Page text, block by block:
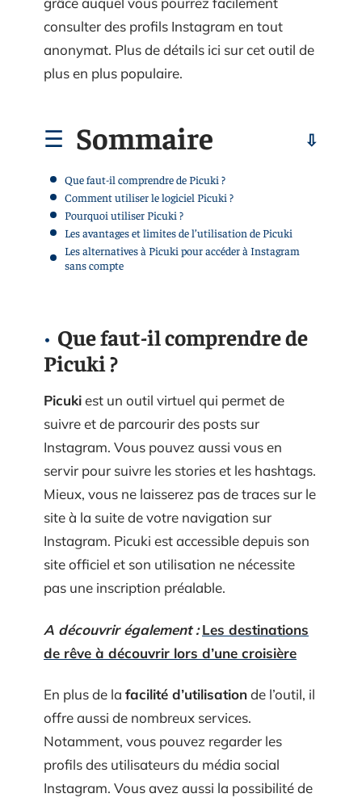
consulter des profils Instagram en tout
anonymat. Plus de détails ici sur cet outil de
plus en plus populaire.
Sommaire
Que faut-il comprendre de Picuki ?
Comment utiliser le logiciel Picuki ?
Pourquoi utiliser Picuki ?
Les avantages et limites de l’utilisation de Picuki
Les alternatives à Picuki pour accéder à Instagram
sans compte
Que faut-il comprendre de
Picuki ?
Picukiest un outil virtuel qui permet de
suivre et de parcourir des posts sur
Instagram. Vous pouvez aussi vous en
servir pour suivre les stories et les hashtags.
Mieux, vous ne laisserez pas de traces sur le
site à la suite de votre navigation sur
Instagram. Picuki est accessible depuis son
site officiel et son utilisation ne nécessite
pas une inscription préalable.
A découvrir également : Les destinations
de rêve à découvrir lors d’une croisière
En plus de la facilité d’utilisationde l’outil, il
offre aussi de nombreux services.
Notamment, vous pouvez regarder les
profils des utilisateurs du média social
Instagram. Vous avez aussi la possibilité de